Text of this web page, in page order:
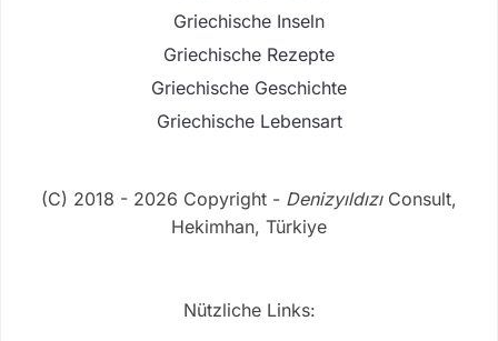
Griechische Inseln
Griechische Rezepte
Griechische Geschichte
Griechische Lebensart
(C) 2018 - 2026 Copyright - DenizyıldızıConsult,
Hekimhan, Türkiye
Nützliche Links: